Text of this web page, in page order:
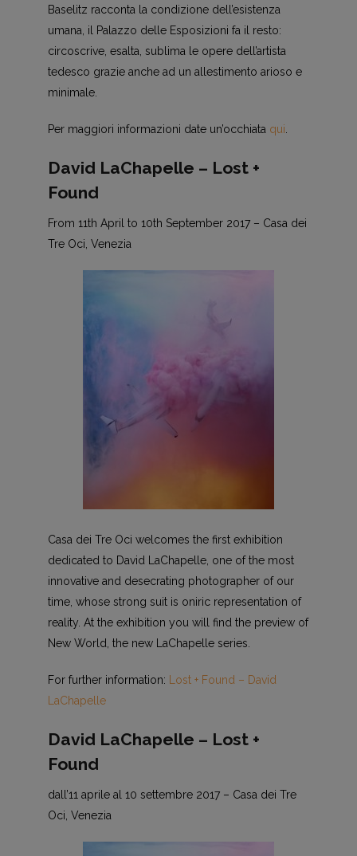
Baselitz racconta la condizione dell’esistenza
umana, il Palazzo delle Esposizioni fa il resto:
circoscrive, esalta, sublima le opere dell’artista
tedesco grazie anche ad un allestimento arioso e
minimale.
Per maggiori informazioni date un’occhiata qui.
David LaChapelle – Lost +
Found
From 11th April to 10th September 2017 – Casa dei
Tre Oci, Venezia
Casa dei Tre Oci welcomes the first exhibition
dedicated to David LaChapelle, one of the most
innovative and desecrating photographer of our
time, whose strong suit is oniric representation of
reality. At the exhibition you will find the preview of
New World, the new LaChapelle series.
For further information: Lost + Found – David
LaChapelle
David LaChapelle – Lost +
Found
dall’11 aprile al 10 settembre 2017 – Casa dei Tre
Oci, Venezia